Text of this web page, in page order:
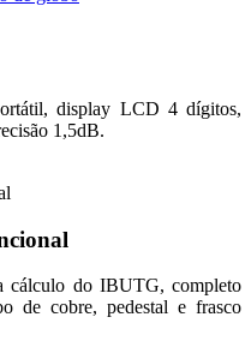
display LCD 4 dígitos,
1,5dB.
cálculo do IBUTG, completo
de cobre, pedestal e frasco